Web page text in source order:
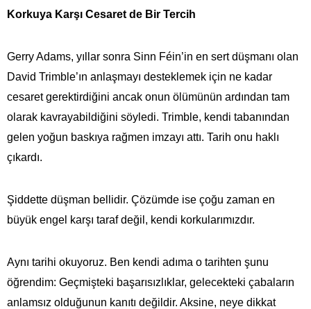
Korkuya Karşı Cesaret de Bir Tercih
Gerry Adams, yıllar sonra Sinn Féin’in en sert düşmanı olan
David Trimble’ın anlaşmayı desteklemek için ne kadar
cesaret gerektirdiğini ancak onun ölümünün ardından tam
olarak kavrayabildiğini söyledi. Trimble, kendi tabanından
gelen yoğun baskıya rağmen imzayı attı. Tarih onu haklı
çıkardı.
Şiddette düşman bellidir. Çözümde ise çoğu zaman en
büyük engel karşı taraf değil, kendi korkularımızdır.
Aynı tarihi okuyoruz. Ben kendi adıma o tarihten şunu
öğrendim: Geçmişteki başarısızlıklar, gelecekteki çabaların
anlamsız olduğunun kanıtı değildir. Aksine, neye dikkat